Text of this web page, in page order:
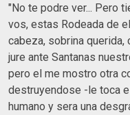
"No te podre ver... Pero
vos, estas Rodeada de
cabeza, sobrina querida,
jure ante Santanas
pero el me mostro otra
destruyendose -le toca
humano y sera una